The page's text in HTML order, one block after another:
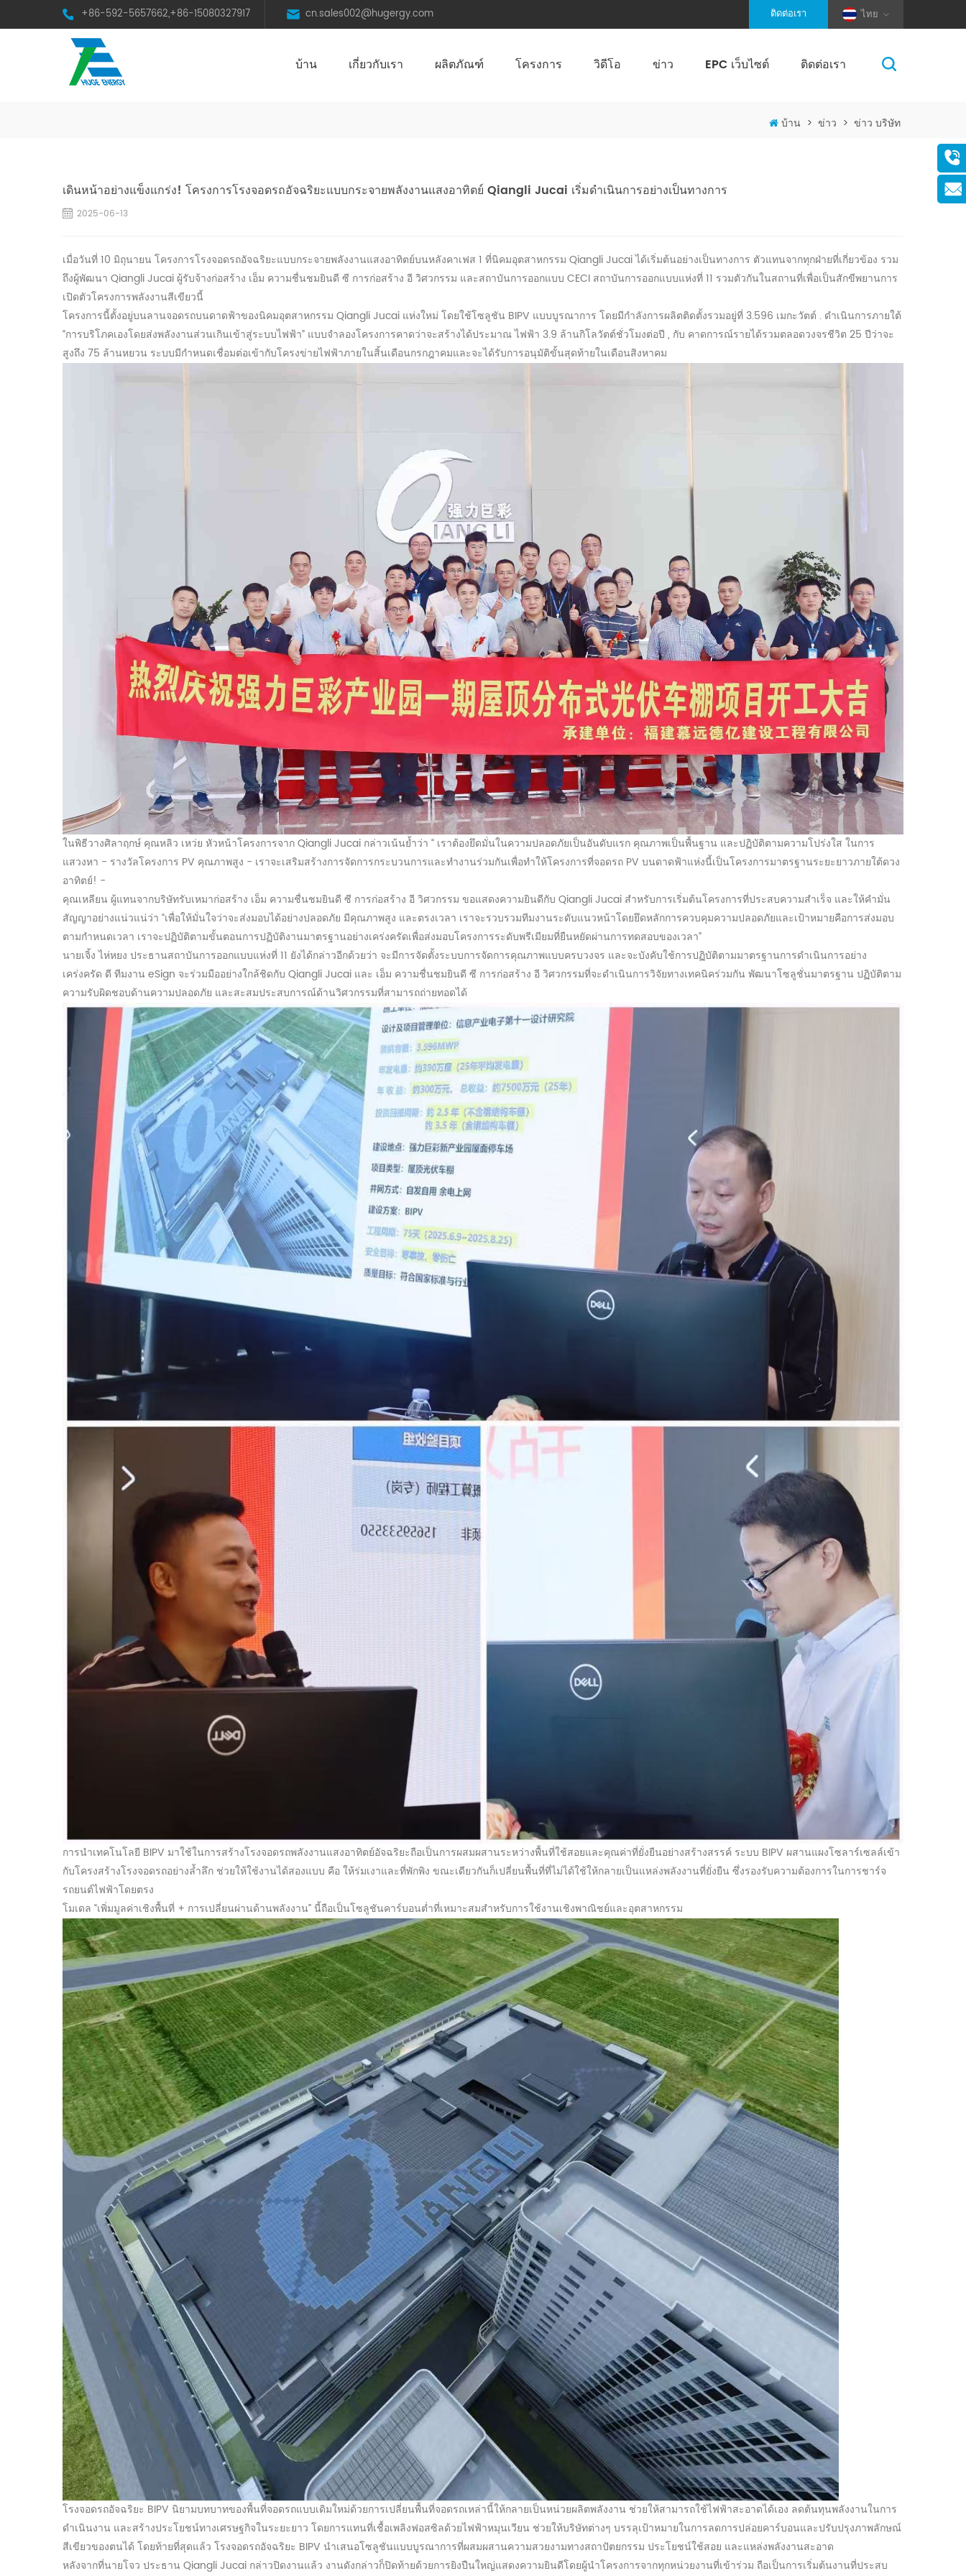
+86-592-5657662,+86-15080327917 cn.sales002@hugergy.com ไทย
ติดต่อเรา
บ้าน เกี่ยวกับเรา ผลิตภัณฑ์ โครงการ วิดีโอ ข่าว EPC เว็บไซต์ ติดต่อเรา
บ้าน > ข่าว > ข่าว บริษัท
เดินหน้าอย่างแข็งแกร่ง! โครงการโรงจอดรถอัจฉริยะแบบกระจายพลังงานแสงอาทิตย์ Qiangli Jucai เริ่มดำเนินการอย่างเป็นทางการ
2025-06-13
เมื่อวันที่ 10 มิถุนายน โครงการโรงจอดรถอัจฉริยะแบบกระจายพลังงานแสงอาทิตย์บนหลังคาเฟส 1 ที่นิคมอุตสาหกรรม Qiangli Jucai ได้เริ่มต้นอย่างเป็นทางการ ตัวแทนจากทุกฝ่ายที่เกี่ยวข้อง รวม
ถึงผู้พัฒนา Qiangli Jucai ผู้รับจ้างก่อสร้าง เอ็ม ความชื่นชมยินดี ซี การก่อสร้าง อี วิศวกรรม และสถาบันการออกแบบ CECI สถาบันการออกแบบแห่งที่ 11 รวมตัวกันในสถานที่เพื่อเป็นสักขีพยานการ
เปิดตัวโครงการพลังงานสีเขียวนี้
โครงการนี้ตั้งอยู่บนลานจอดรถบนดาดฟ้าของนิคมอุตสาหกรรม Qiangli Jucai แห่งใหม่ โดยใช้โซลูชัน BIPV แบบบูรณาการ โดยมีกำลังการผลิตติดตั้งรวมอยู่ที่ 3.596 เมกะวัตต์ . ดำเนินการภายใต้
“การบริโภคเองโดยส่งพลังงานส่วนเกินเข้าสู่ระบบไฟฟ้า” แบบจำลองโครงการคาดว่าจะสร้างได้ประมาณไฟฟ้า 3.9 ล้านกิโลวัตต์ชั่วโมงต่อปี , กับ คาดการณ์รายได้รวมตลอดวงจรชีวิต 25 ปีว่าจะ
สูงถึง 75 ล้านหยวน ระบบมีกำหนดเชื่อมต่อเข้ากับโครงข่ายไฟฟ้าภายในสิ้นเดือนกรกฎาคมและจะได้รับการอนุมัติขั้นสุดท้ายในเดือนสิงหาคม
ในพิธีวางศิลาฤกษ์ คุณหลิว เหว่ย หัวหน้าโครงการจาก Qiangli Jucai กล่าวเน้นย้ำว่า “ เราต้องยึดมั่นในความปลอดภัยเป็นอันดับแรก คุณภาพเป็นพื้นฐาน และปฏิบัติตามความโปร่งใส ในการ
แสวงหา - รางวัลโครงการ PV คุณภาพสูง - เราจะเสริมสร้างการจัดการกระบวนการและทำงานร่วมกันเพื่อทำให้โครงการที่จอดรถ PV บนดาดฟ้าแห่งนี้เป็นโครงการมาตรฐานระยะยาวภายใต้ดวง
อาทิตย์! -
คุณเหลียน ผู้แทนจากบริษัทรับเหมาก่อสร้าง เอ็ม ความชื่นชมยินดี ซี การก่อสร้าง อี วิศวกรรม ขอแสดงความยินดีกับ Qiangli Jucai สำหรับการเริ่มต้นโครงการที่ประสบความสำเร็จ และให้คำมั่น
สัญญาอย่างแน่วแน่ว่า “เพื่อให้มั่นใจว่าจะส่งมอบได้อย่างปลอดภัย มีคุณภาพสูง และตรงเวลา เราจะรวบรวมทีมงานระดับแนวหน้าโดยยึดหลักการควบคุมความปลอดภัยและเป้าหมายคือการส่งมอบ
ตามกำหนดเวลา เราจะปฏิบัติตามขั้นตอนการปฏิบัติงานมาตรฐานอย่างเคร่งครัดเพื่อส่งมอบโครงการระดับพรีเมียมที่ยืนหยัดผ่านการทดสอบของเวลา”
นายเจิ้ง ไห่หยง ประธานสถาบันการออกแบบแห่งที่ 11 ยังได้กล่าวอีกด้วยว่า จะมีการจัดตั้งระบบการจัดการคุณภาพแบบครบวงจร และจะบังคับใช้การปฏิบัติตามมาตรฐานการดำเนินการอย่าง
เคร่งครัด ดี ทีมงาน eSign จะร่วมมืออย่างใกล้ชิดกับ Qiangli Jucai และ เอ็ม ความชื่นชมยินดี ซี การก่อสร้าง อี วิศวกรรมที่จะดำเนินการวิจัยทางเทคนิคร่วมกัน พัฒนาโซลูชั่นมาตรฐาน ปฏิบัติตาม
ความรับผิดชอบด้านความปลอดภัย และสะสมประสบการณ์ด้านวิศวกรรมที่สามารถถ่ายทอดได้
การนำเทคโนโลยี BIPV มาใช้ในการสร้างโรงจอดรถพลังงานแสงอาทิตย์อัจฉริยะถือเป็นการผสมผสานระหว่างพื้นที่ใช้สอยและคุณค่าที่ยั่งยืนอย่างสร้างสรรค์ ระบบ BIPV ผสานแผงโซลาร์เซลล์เข้า
กับโครงสร้างโรงจอดรถอย่างล้ำลึก ช่วยให้ใช้งานได้สองแบบ คือ ให้ร่มเงาและที่พักพิง ขณะเดียวกันก็เปลี่ยนพื้นที่ที่ไม่ได้ใช้ให้กลายเป็นแหล่งพลังงานที่ยั่งยืน ซึ่งรองรับความต้องการในการชาร์จ
รถยนต์ไฟฟ้าโดยตรง
โมเดล “เพิ่มมูลค่าเชิงพื้นที่ + การเปลี่ยนผ่านด้านพลังงาน” นี้ถือเป็นโซลูชันคาร์บอนต่ำที่เหมาะสมสำหรับการใช้งานเชิงพาณิชย์และอุตสาหกรรม
โรงจอดรถอัจฉริยะ BIPV นิยามบทบาทของพื้นที่จอดรถแบบเดิมใหม่ด้วยการเปลี่ยนพื้นที่จอดรถเหล่านี้ให้กลายเป็นหน่วยผลิตพลังงาน ช่วยให้สามารถใช้ไฟฟ้าสะอาดได้เอง ลดต้นทุนพลังงานในการ
ดำเนินงาน และสร้างประโยชน์ทางเศรษฐกิจในระยะยาว โดยการแทนที่เชื้อเพลิงฟอสซิลด้วยไฟฟ้าหมุนเวียน ช่วยให้บริษัทต่างๆ บรรลุเป้าหมายในการลดการปล่อยคาร์บอนและปรับปรุงภาพลักษณ์
สีเขียวของตนได้ โดยท้ายที่สุดแล้ว โรงจอดรถอัจฉริยะ BIPV นำเสนอโซลูชันแบบบูรณาการที่ผสมผสานความสวยงามทางสถาปัตยกรรม ประโยชน์ใช้สอย และแหล่งพลังงานสะอาด
หลังจากที่นายโจว ประธาน Qiangli Jucai กล่าวปิดงานแล้ว งานดังกล่าวก็ปิดท้ายด้วยการยิงปืนใหญ่แสดงความยินดีโดยผู้นำโครงการจากทุกหน่วยงานที่เข้าร่วม ถือเป็นการเริ่มต้นงานที่ประสบ